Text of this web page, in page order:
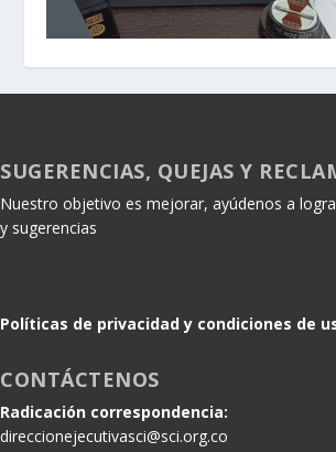
SUGERENCIAS, QUEJAS Y
Nuestro objetivo es mejorar, ayúdenos a
y sugerencias
Políticas de privacidad y condiciones de
CONTÁCTENOS
Radicación correspondencia:
direccionejecutivasci@sci.org.co